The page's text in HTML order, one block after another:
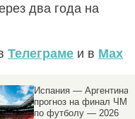
два года на
Телеграме и в Max
Испания — Аргентина:
прогноз на финал ЧМ
по футболу — 2026